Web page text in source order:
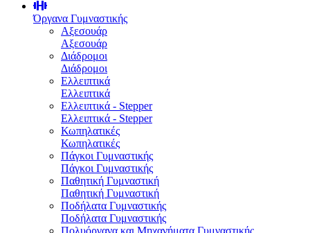
Όργανα Γυμναστικής
Αξεσουάρ
Αξεσουάρ
Διάδρομοι
Διάδρομοι
Ελλειπτικά
Ελλειπτικά
Ελλειπτικά - Stepper
Ελλειπτικά - Stepper
Κωπηλατικές
Κωπηλατικές
Πάγκοι Γυμναστικής
Πάγκοι Γυμναστικής
Παθητική Γυμναστική
Παθητική Γυμναστική
Ποδήλατα Γυμναστικής
Ποδήλατα Γυμναστικής
Πολυόργανα και Μηχανήματα Γυμναστικής